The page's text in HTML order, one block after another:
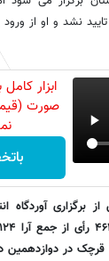
نشد و او از
ابزار
صورت
از برگزاری
در دوازدهمین